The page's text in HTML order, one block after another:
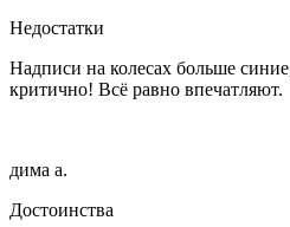
Недостатки
Надписи на колесах больше
критично! Всё равно впечатляют.
дима а.
Достоинства